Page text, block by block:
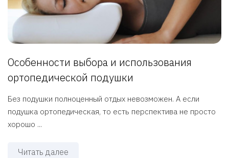
Особенности выбора и использования
ортопедической подушки
Без подушки полноценный отдых невозможен. А если
подушка ортопедическая, то есть перспектива не просто
хорошо ...
Читать далее